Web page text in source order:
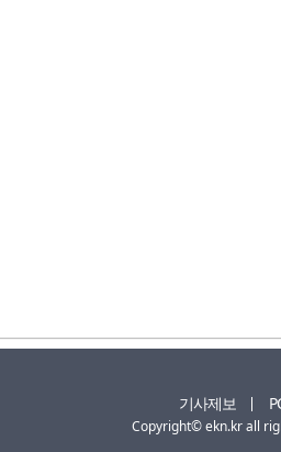
기사제보
Copyright© ekn.kr all